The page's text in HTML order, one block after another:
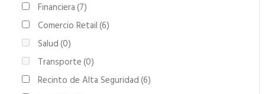
Financiera(7)
Comercio Retail(6)
Salud(0)
Transporte(0)
Recinto de Alta Seguridad(6)